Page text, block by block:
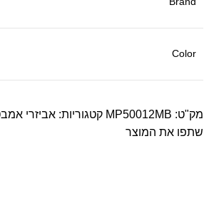
Color
מק"ט: MP50012MB קטגוריות: אביזרי
שתפו את המוצר